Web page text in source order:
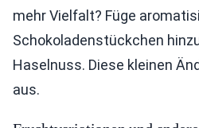
mehr Vielfalt? Füge
Schokoladenstückchen
Haselnuss. Diese kleinen
aus.